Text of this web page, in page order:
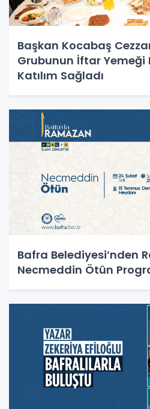
Başkan Kocabaş
Grubunun İftar Yemeği
Katılım Sağladı
Bafra Belediyesi’nden
Necmeddin Ötün